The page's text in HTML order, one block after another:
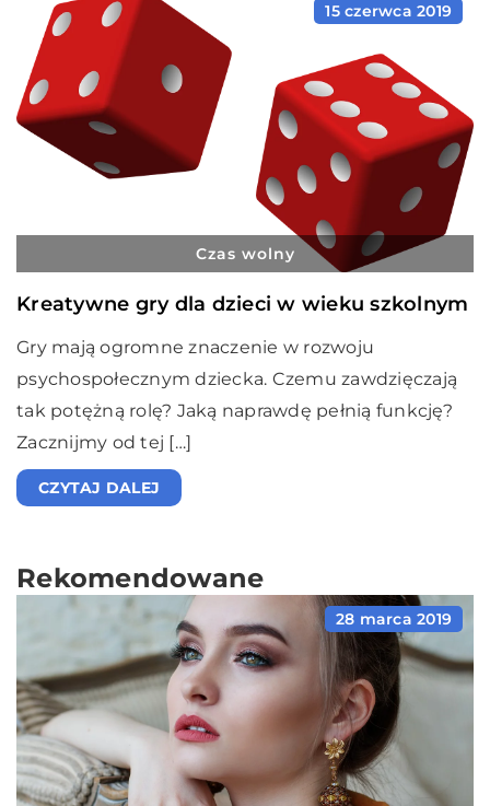
15 czerwca 2019
Czas wolny
Kreatywne gry dla dzieci w wieku szkolnym
Gry mają ogromne znaczenie w rozwoju
psychospołecznym dziecka. Czemu zawdzięczają
tak potężną rolę? Jaką naprawdę pełnią funkcję?
Zacznijmy od tej […]
CZYTAJ DALEJ
Rekomendowane
28 marca 2019